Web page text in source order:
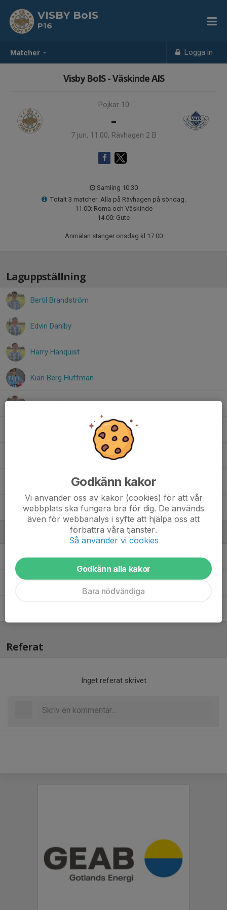
Matcher Logga in
VISBY BoIS
P16
Visby BoIS - Väskinde AIS
Pojkar 10
-
7 jun, 11:00, Rävhagen 2 B
Samling 10:30
Totalt 3 matcher. Alla på Rävhagen på söndag.
11.00: Roma och Väskinde
14.00: Gute
Anmälan stänger onsdag kl 17.00
Laguppställning
Bertil Brandström
Edvin Dahlby
Harry Hanquist
Kian Berg Huffman
Leeon Hjorter
William Berggren
Adam GränefjordLedare
Simon BerggrenLedare
Referat
Inget referat skrivet
Godkänn kakor
Vi använder oss av kakor (cookies) för att vår
webbplats ska fungera bra för dig. De används
även för webbanalys i syfte att hjälpa oss att
förbättra våra tjänster.
Så använder vi cookies
Godkänn alla kakor
Bara nödvändiga